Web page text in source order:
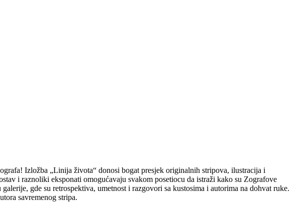
Izložba „Linija života“ donosi bogat presjek originalnih stripova, ilustracija i
i raznoliki eksponati omogućavaju svakom posetiocu da istraži kako su Zografove
gde su retrospektiva, umetnost i razgovori sa kustosima i autorima na dohvat ruke.
savremenog stripa.